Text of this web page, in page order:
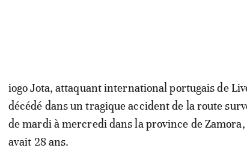
iogo Jota, attaquant international portugais de
décédé dans un tragique accident de la route
de mardi à mercredi dans la province de Zamora,
avait 28 ans.